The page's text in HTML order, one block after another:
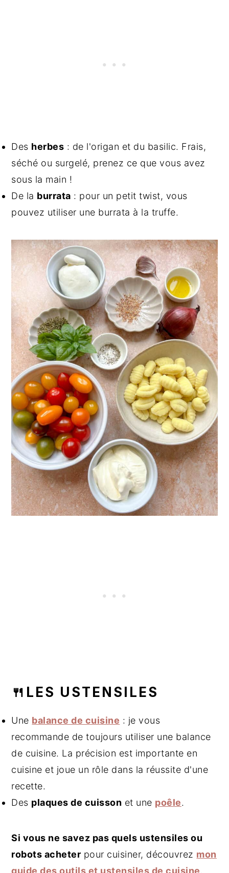
Des herbes : de l'origan et du basilic. Frais,
séché ou surgelé, prenez ce que vous avez
sous la main !
De la burrata : pour un petit twist, vous
pouvez utiliser une burrata à la truffe.
🍴LES USTENSILES
Une balance de cuisine : je vous
recommande de toujours utiliser une balance
de cuisine. La précision est importante en
cuisine et joue un rôle dans la réussite d'une
recette.
Des plaques de cuisson et une poêle.
Si vous ne savez pas quels ustensiles ou
robots acheter pour cuisiner, découvrez mon
guide des outils et ustensiles de cuisine.